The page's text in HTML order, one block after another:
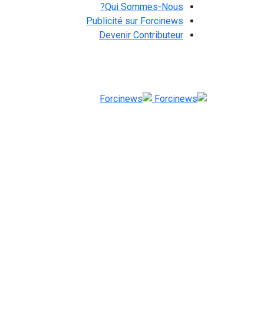
Qui Sommes-Nous?
Publicité sur Forcinews
Devenir Contributeur